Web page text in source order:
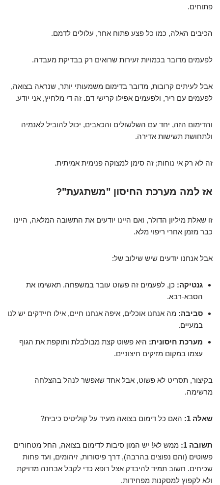
פתוחים.
הכיבים האלה, כמו כל פצע פתוח אחר, עלולים לדמם.
לפעמים מדובר בכמויות זעירות שרואים רק בבדיקת מעבדה.
אבל לעיתים קרובות, מדובר בדימום משמעותי יותר, שנראה בצואה,
לפעמים עם ריר, ולפעמים אפילו קרישי דם. זה די מלחיץ, אני יודע.
והדימום הזה, יחד עם השלשולים והכאבים, יכול להוביל לאנמיה
ולתחושת תשישות אדירה.
זה לא רק אי נוחות; זה סימן למצוקה פנימית אמיתית.
אז למה מערכת החיסון "משתגעת"?
זו שאלת מיליון הדולר, ואם היינו יודעים את התשובה המלאה, היינו
כבר מזמן אחרי ריפוי מלא.
אבל אנחנו יודעים שיש שילוב של:
גנטיקה: כן, לפעמים זה פשוט עובר במשפחה. תאשימו את
הסבא-רבא.
סביבה: מה אנחנו אוכלים, איפה אנחנו חיים, אילו חיידקים יש לנו
במעיים.
מערכת חיסונית: היא פשוט קצת מבולבלת ותוקפת את הגוף
עצמו במקום מזיקים חיצוניים.
בקיצור, תסריט לא פשוט, אבל אחד שאפשר לנהל בהצלחה
מרשימה.
שאלה 1: האם כל דימום בצואה מעיד על קוליטיס כיבית?
תשובה 1:
ממש לא! יש המון סיבות לדימום בצואה, החל מטחורים
פשוטים (והם נפוצים בהרבה), דרך פיסורות, זיהומים, ועד פחות
שכיחים. חשוב תמיד להיבדק אצל רופא כדי לקבל אבחנה מדויקת
ולא לקפוץ למסקנות מפחידות.